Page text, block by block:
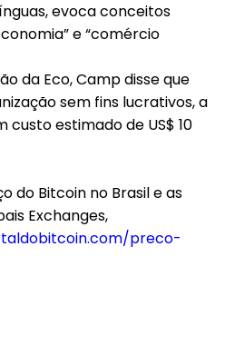
evoca conceitos
e “comércio
da Eco, Camp disse que
sem fins lucrativos, a
custo estimado de US$ 10
do Bitcoin no Brasil e as
Exchanges,
preco-